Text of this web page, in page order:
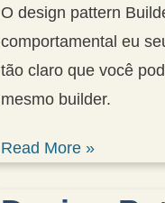
O design pattern
comportamental eu
tão claro que você
mesmo builder.
Read More »